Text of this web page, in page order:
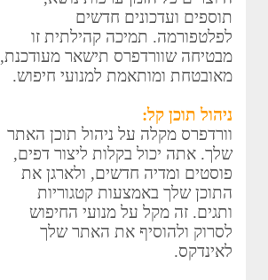
תוספים ועדכונים חדשים
לפלטפורמה. תמיכה קהילתית זו
מבטיחה שוורדפרס תישאר מעודכנת,
מאובטחת ומותאמת למנועי חיפוש.
ניהול תוכן קל:
וורדפרס מקלה על ניהול תוכן האתר
שלך. אתה יכול בקלות ליצור דפים,
פוסטים ומדיה חדשים, ולארגן את
התוכן שלך באמצעות קטגוריות
ותגים. זה מקל על מנועי החיפוש
לסרוק ולהוסיף את האתר שלך
לאינדקס.